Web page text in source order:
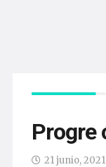
Progre
21 junio, 2021